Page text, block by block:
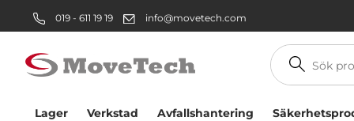
019 - 611 19 19 info@movetech.com
Sök
produkt
Lager Verkstad Avfallshantering